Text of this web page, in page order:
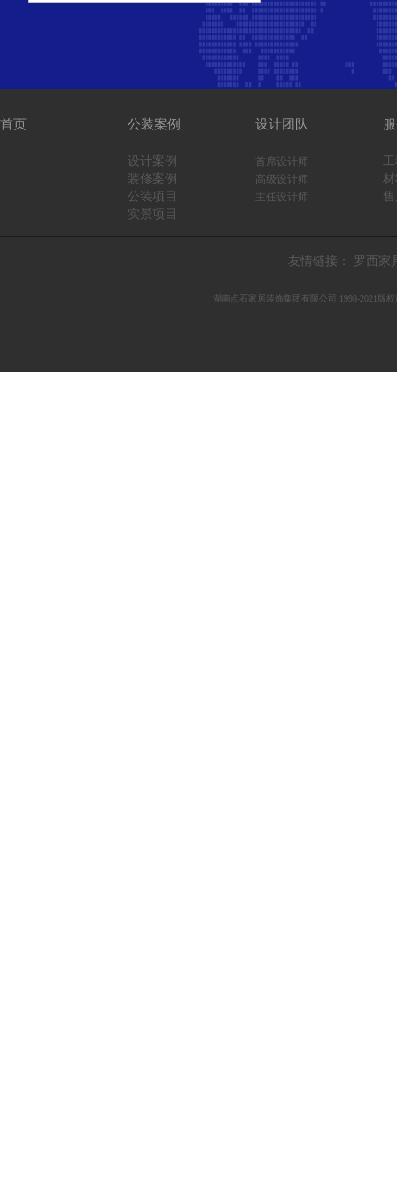
首页 公装案例
设计案例
装修案例
公装项目
实景项目
设计团队
首席设计师
高级设计师
主任设计师
友情链接： 罗西家
湖南点石家居装饰集团有限公司 1998-2021 版